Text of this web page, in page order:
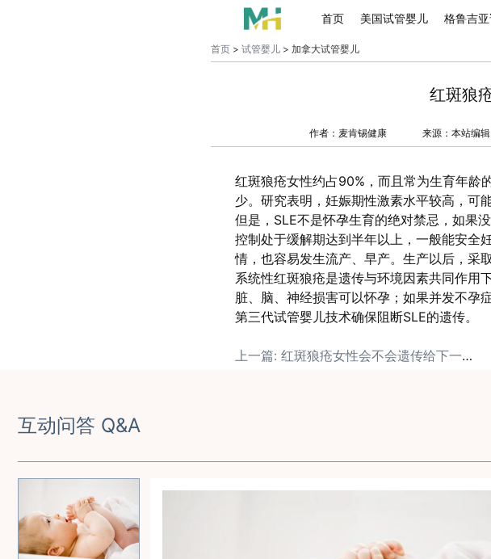
首页 美国试管婴儿 格鲁吉
首页> 试管婴儿> 加拿大试管婴儿
红斑狼
作者：麦肯锡健康 来源：本站编辑
红斑狼疮女性约占90%，而且常为生育年龄
少。研究表明，妊娠期性激素水平较高，可
但是，SLE不是怀孕生育的绝对禁忌，如果
控制处于缓解期达到半年以上，一般能安全
情，也容易发生流产、早产。生产以后，采
系统性红斑狼疮是遗传与环境因素共同作用
脏、脑、神经损害可以怀孕；如果并发不孕
第三代试管婴儿技术确保阻断SLE的遗传。
上一篇: 红斑狼疮女性会不会遗传给下一代？
互动问答 Q&A